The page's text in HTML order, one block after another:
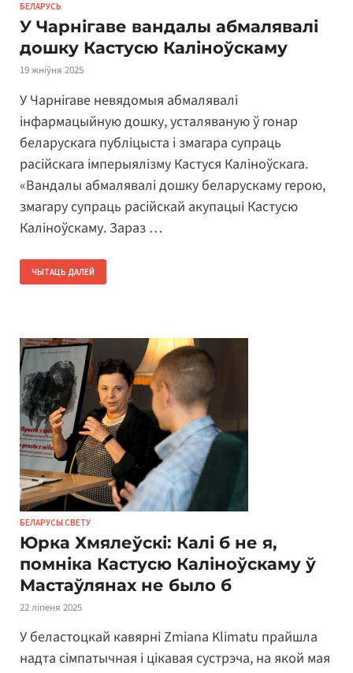
БЕЛАРУСЬ
У Чарнігаве вандалы абмалявалі
дошку Кастусю Каліноўскаму
19 жніўня 2025
У Чарнігаве невядомыя абмалявалі
інфармацыйную дошку, усталяваную ў гонар
беларускага публіцыста і змагара супраць
расійскага імперыялізму Кастуся Каліноўскага.
«Вандалы абмалявалі дошку беларускаму герою,
змагару супраць расійскай акупацыі Кастусю
Каліноўскаму. Зараз …
ЧЫТАЦЬ ДАЛЕЙ
БЕЛАРУСЫ СВЕТУ
Юрка Хмялеўскі: Калі б не я,
помніка Кастусю Каліноўскаму ў
Мастаўлянах не было б
22 ліпеня 2025
У беластоцкай кавярні Zmiana Klimatu прайшла
надта сімпатычная і цікавая сустрэча, на якой мая